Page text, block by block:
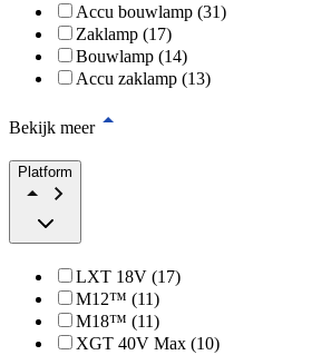
Accu bouwlamp (31)
Zaklamp (17)
Bouwlamp (14)
Accu zaklamp (13)
Bekijk meer
Platform
LXT 18V (17)
M12™ (11)
M18™ (11)
XGT 40V Max (10)